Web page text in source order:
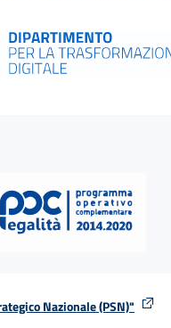
Nazionale (PSN)"